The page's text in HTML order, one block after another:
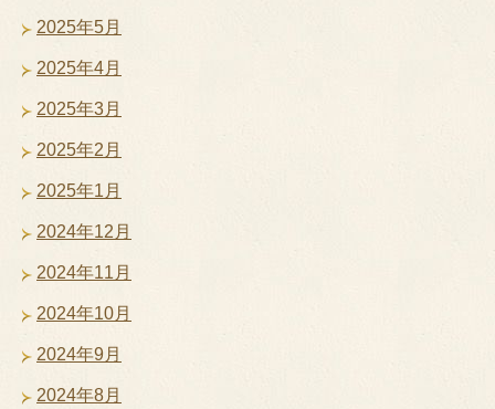
2025年5月
2025年4月
2025年3月
2025年2月
2025年1月
2024年12月
2024年11月
2024年10月
2024年9月
2024年8月